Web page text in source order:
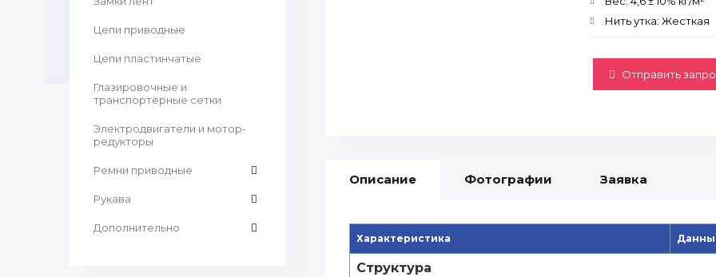
Нить утка: Жесткая
Отправить
Описание Фотографии Заявка
Характеристика
Структура
Цепи приводные
Цепи пластинчатые
Глазировочные и
транспортёрные сетки
Электродвигатели и мотор-
редукторы
Ремни приводные
Рукава
Дополнительно